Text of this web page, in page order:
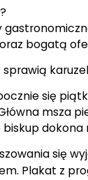
bogatą
się
msza
biskup
się
Plakat z